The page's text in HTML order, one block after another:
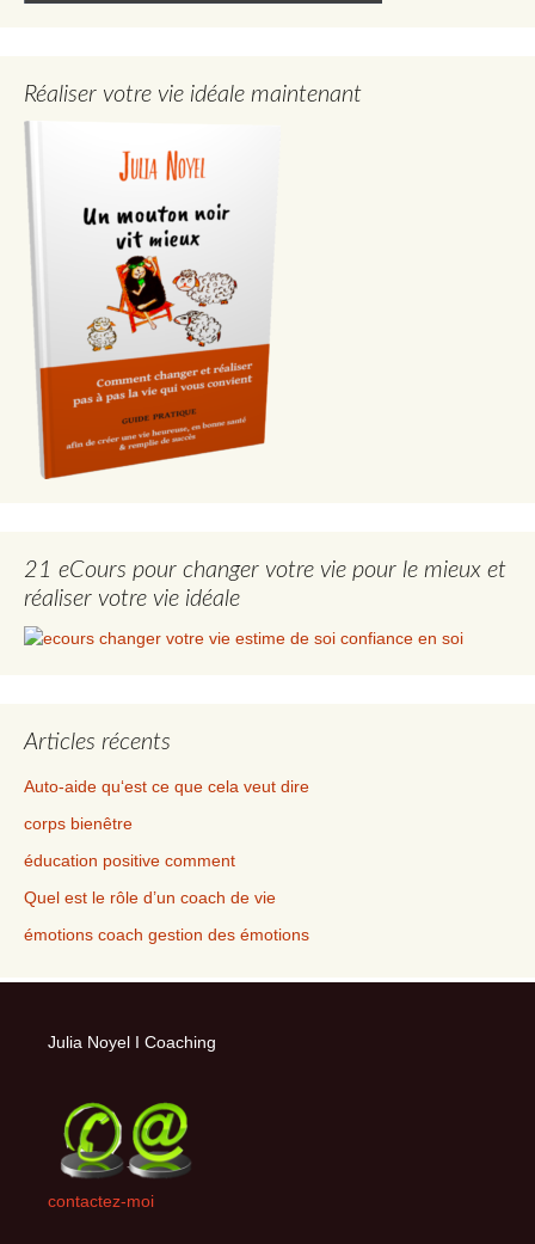
Réaliser votre vie idéale maintenant
21 eCours pour changer votre vie pour le mieux et
réaliser votre vie idéale
Articles récents
Auto-aide qu‘est ce que cela veut dire
corps bienêtre
éducation positive comment
Quel est le rôle d’un coach de vie
émotions coach gestion des émotions
Julia Noyel I Coaching
contactez-moi